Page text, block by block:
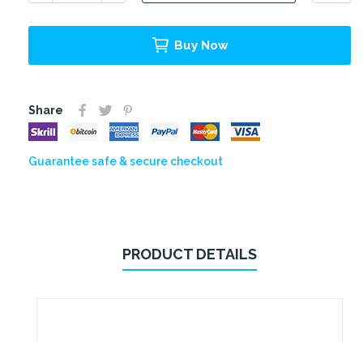
Buy Now
Share
Guarantee safe & secure checkout
PRODUCT DETAILS